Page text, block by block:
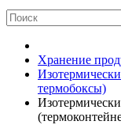
Хранение
термобоксы)